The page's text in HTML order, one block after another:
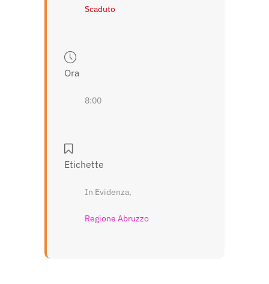
Scaduto
Ora
8:00
Etichette
In Evidenza,
Regione Abruzzo